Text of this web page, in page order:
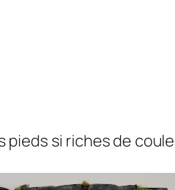
si riches de